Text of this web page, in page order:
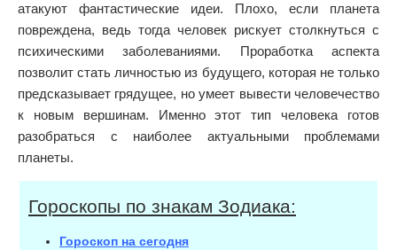
атакуют фантастические идеи. Плохо, если планета
повреждена, ведь тогда человек рискует столкнуться с
психическими заболеваниями. Проработка аспекта
позволит стать личностью из будущего, которая не только
предсказывает грядущее, но умеет вывести человечество
к новым вершинам. Именно этот тип человека готов
разобраться с наиболее актуальными проблемами
планеты.
Гороскопы по знакам Зодиака:
Гороскоп на сегодня